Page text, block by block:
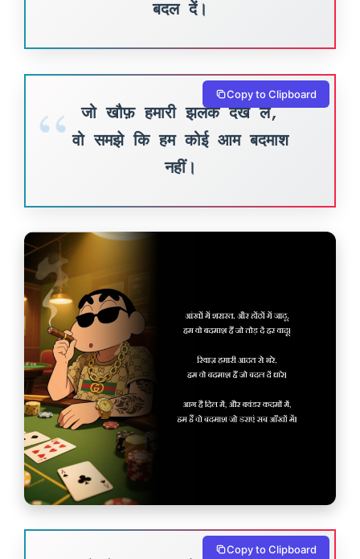
बदल दें।
जो खौफ़ हमारी झलक देख ले,
वो समझे कि हम कोई आम बदमाश
नहीं।
Copy to Clipboard
Copy to Clipboard